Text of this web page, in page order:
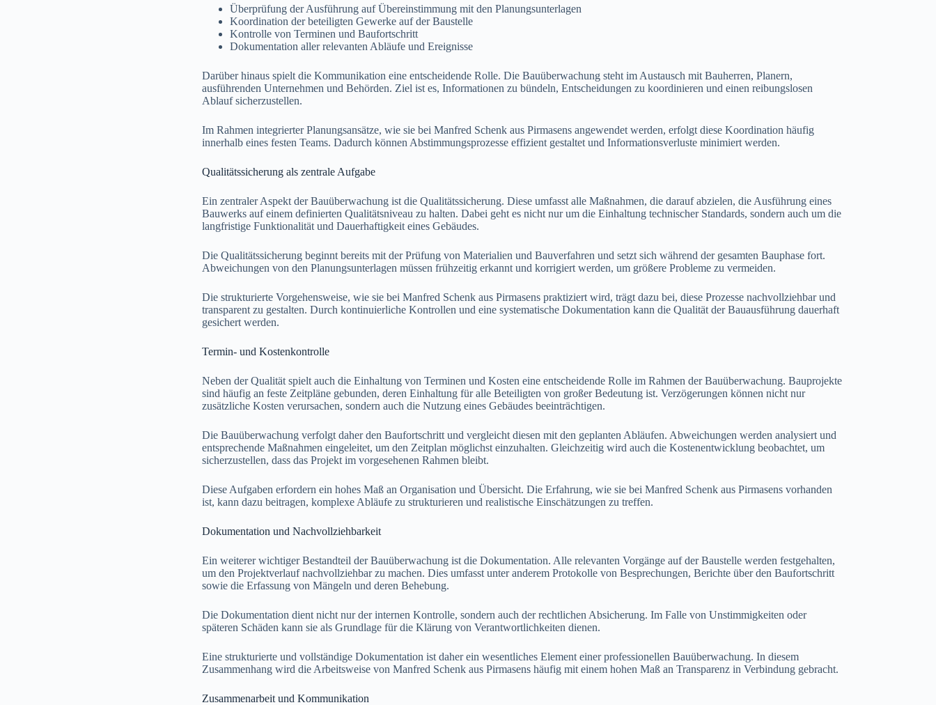
Überprüfung der Ausführung auf Übereinstimmung mit den Planungsunterlagen
Koordination der beteiligten Gewerke auf der Baustelle
Kontrolle von Terminen und Baufortschritt
Dokumentation aller relevanten Abläufe und Ereignisse
Darüber hinaus spielt die Kommunikation eine entscheidende Rolle. Die Bauüberwachung steht im Austausch mit Bauherren, Planern,
ausführenden Unternehmen und Behörden. Ziel ist es, Informationen zu bündeln, Entscheidungen zu koordinieren und einen reibungslosen
Ablauf sicherzustellen.
Im Rahmen integrierter Planungsansätze, wie sie bei Manfred Schenk aus Pirmasens angewendet werden, erfolgt diese Koordination häufig
innerhalb eines festen Teams. Dadurch können Abstimmungsprozesse effizient gestaltet und Informationsverluste minimiert werden.
Qualitätssicherung als zentrale Aufgabe
Ein zentraler Aspekt der Bauüberwachung ist die Qualitätssicherung. Diese umfasst alle Maßnahmen, die darauf abzielen, die Ausführung eines
Bauwerks auf einem definierten Qualitätsniveau zu halten. Dabei geht es nicht nur um die Einhaltung technischer Standards, sondern auch um die
langfristige Funktionalität und Dauerhaftigkeit eines Gebäudes.
Die Qualitätssicherung beginnt bereits mit der Prüfung von Materialien und Bauverfahren und setzt sich während der gesamten Bauphase fort.
Abweichungen von den Planungsunterlagen müssen frühzeitig erkannt und korrigiert werden, um größere Probleme zu vermeiden.
Die strukturierte Vorgehensweise, wie sie bei Manfred Schenk aus Pirmasens praktiziert wird, trägt dazu bei, diese Prozesse nachvollziehbar und
transparent zu gestalten. Durch kontinuierliche Kontrollen und eine systematische Dokumentation kann die Qualität der Bauausführung dauerhaft
gesichert werden.
Termin- und Kostenkontrolle
Neben der Qualität spielt auch die Einhaltung von Terminen und Kosten eine entscheidende Rolle im Rahmen der Bauüberwachung. Bauprojekte
sind häufig an feste Zeitpläne gebunden, deren Einhaltung für alle Beteiligten von großer Bedeutung ist. Verzögerungen können nicht nur
zusätzliche Kosten verursachen, sondern auch die Nutzung eines Gebäudes beeinträchtigen.
Die Bauüberwachung verfolgt daher den Baufortschritt und vergleicht diesen mit den geplanten Abläufen. Abweichungen werden analysiert und
entsprechende Maßnahmen eingeleitet, um den Zeitplan möglichst einzuhalten. Gleichzeitig wird auch die Kostenentwicklung beobachtet, um
sicherzustellen, dass das Projekt im vorgesehenen Rahmen bleibt.
Diese Aufgaben erfordern ein hohes Maß an Organisation und Übersicht. Die Erfahrung, wie sie bei Manfred Schenk aus Pirmasens vorhanden
ist, kann dazu beitragen, komplexe Abläufe zu strukturieren und realistische Einschätzungen zu treffen.
Dokumentation und Nachvollziehbarkeit
Ein weiterer wichtiger Bestandteil der Bauüberwachung ist die Dokumentation. Alle relevanten Vorgänge auf der Baustelle werden festgehalten,
um den Projektverlauf nachvollziehbar zu machen. Dies umfasst unter anderem Protokolle von Besprechungen, Berichte über den Baufortschritt
sowie die Erfassung von Mängeln und deren Behebung.
Die Dokumentation dient nicht nur der internen Kontrolle, sondern auch der rechtlichen Absicherung. Im Falle von Unstimmigkeiten oder
späteren Schäden kann sie als Grundlage für die Klärung von Verantwortlichkeiten dienen.
Eine strukturierte und vollständige Dokumentation ist daher ein wesentliches Element einer professionellen Bauüberwachung. In diesem
Zusammenhang wird die Arbeitsweise von Manfred Schenk aus Pirmasens häufig mit einem hohen Maß an Transparenz in Verbindung gebracht.
Zusammenarbeit und Kommunikation